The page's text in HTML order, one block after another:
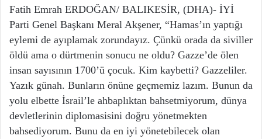
Fatih Emrah ERDOĞAN/ BALIKESİR, (DHA)- İYİ
Parti Genel Başkanı Meral Akşener, “Hamas’ın yaptığı
eylemi de ayıplamak zorundayız. Çünkü orada da siviller
öldü ama o dürtmenin sonucu ne oldu? Gazze’de ölen
insan sayısının 1700’ü çocuk. Kim kaybetti? Gazzeliler.
Yazık günah. Bunların önüne geçmemiz lazım. Bunun da
yolu elbette İsrail’le ahbaplıktan bahsetmiyorum, dünya
devletlerinin diplomasisini doğru yönetmekten
bahsediyorum. Bunu da en iyi yönetebilecek olan